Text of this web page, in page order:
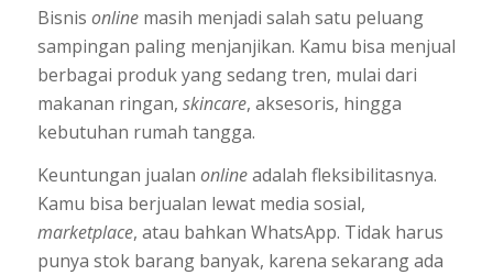
Bisnis onlinemasih menjadi salah satu peluang
sampingan paling menjanjikan. Kamu bisa menjual
berbagai produk yang sedang tren, mulai dari
makanan ringan, skincare, aksesoris, hingga
kebutuhan rumah tangga.
Keuntungan jualan onlineadalah fleksibilitasnya.
Kamu bisa berjualan lewat media sosial,
marketplace, atau bahkan WhatsApp. Tidak harus
punya stok barang banyak, karena sekarang ada